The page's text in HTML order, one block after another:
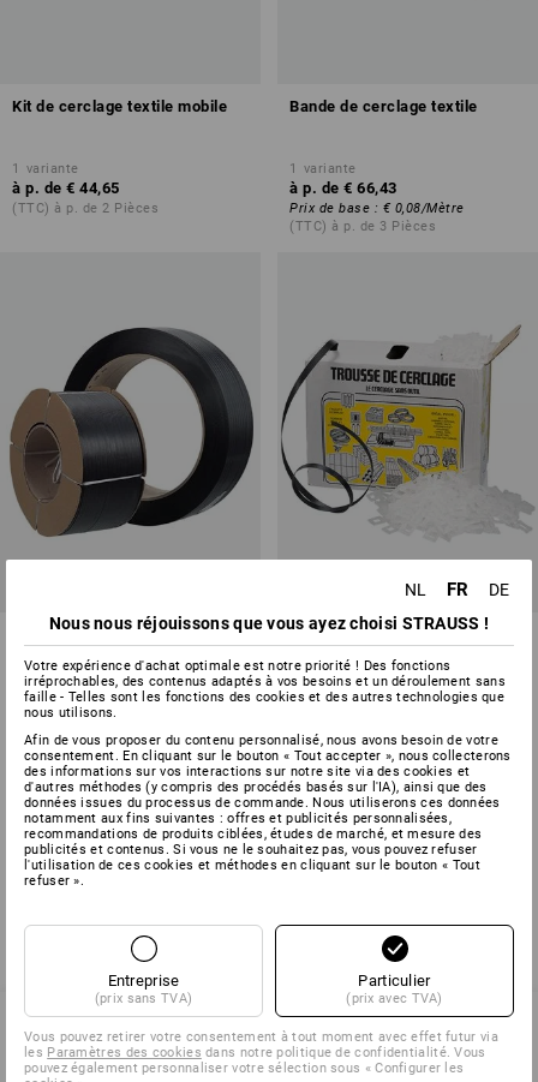
Kit de cerclage textile mobile
1 variante
à p. de € 44,65
(TTC) à p. de 2 Pièces
Bande de cerclage textile
1 variante
à p. de € 66,43
Prix de base : € 0,08/Mètre
(TTC) à p. de 3 Pièces
Bande de cerclage en
polypropylène
modèles
à p. de € 42,23
Prix de base: € 0,04/Mètre
(TTC) à p. de 5 Pièces
Kit de cerclage
1 variante
(TTC) à p. de 2 Lots
Vous avez déjà consulté 4 articles sur un total de 4 articles.
SERVICE 02 400 16 43
NL FR
DE
Nous nous réjouissons que vous ayez choisi STRAUSS !
Votre expérience d'achat optimale est notre priorité ! Des fonctions
irréprochables, des contenus adaptés à vos besoins et un déroulement sans
faille - Telles sont les fonctions des cookies et des autres technologies que
nous utilisons.
Afin de vous proposer du contenu personnalisé, nous avons besoin de votre
consentement. En cliquant sur le bouton « Tout accepter », nous collecterons
des informations sur vos interactions sur notre site via des cookies et
d'autres méthodes (y compris des procédés basés sur l'IA), ainsi que des
données issues du processus de commande. Nous utiliserons ces données
notamment aux fins suivantes : offres et publicités personnalisées,
recommandations de produits ciblées, études de marché, et mesure des
publicités et contenus. Si vous ne le souhaitez pas, vous pouvez refuser
l'utilisation de ces cookies et méthodes en cliquant sur le bouton « Tout
refuser ».
Entreprise
(prix sans TVA)
Particulier
(prix avec TVA)
Vous pouvez retirer votre consentement à tout moment avec effet futur via
les Paramètres des cookies dans notre politique de confidentialité. Vous
pouvez également personnaliser votre sélection sous « Configurer les